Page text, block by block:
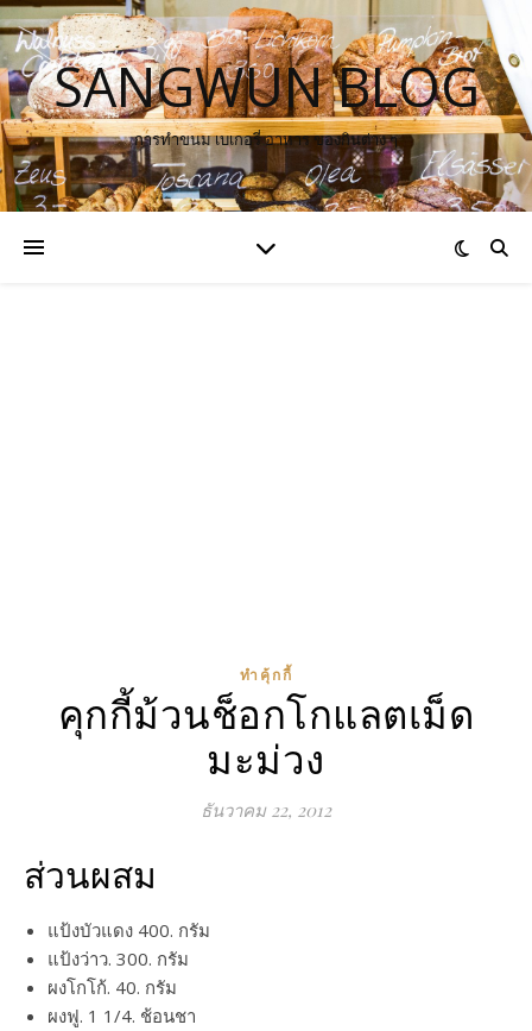
SANGWUN BLOG
การทำขนม เบเกอรี่ อาหาร ของกินต่าง ๆ
ทำคุ้กกี้
คุกกี้ม้วนช็อกโกแลตเม็ด
มะม่วง
ธันวาคม 22, 2012
ส่วนผสม
แป้งบัวแดง 400. กรัม
แป้งว่าว. 300. กรัม
ผงโกโก้. 40. กรัม
ผงฟู. 1 1/4. ช้อนชา